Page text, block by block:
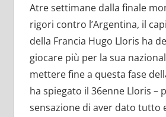
Atre settimane dalla finale
rigori contro l’Argentina, il
della Francia Hugo Lloris ha
giocare più per la sua
mettere fine a questa fase
ha spiegato il 36enne Lloris –
sensazione di aver dato tutto